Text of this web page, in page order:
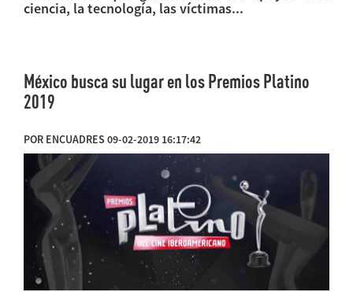
ciencia, la tecnología, las víctimas...
México busca su lugar en los Premios Platino
2019
POR ENCUADRES 09-02-2019 16:17:42